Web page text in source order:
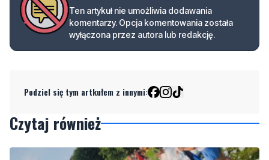
Ten artykuł nie umożliwia dodawania
komentarzy. Opcja komentowania została
wyłączona przez autora lub redakcję.
Podziel się tym artkułem z innymi:
Czytaj również